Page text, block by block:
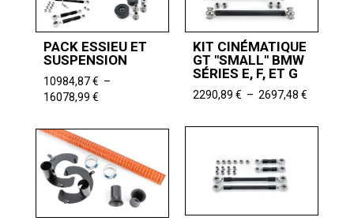
PACK ESSIEU ET
SUSPENSION
10984,87€ –
16078,99 €Plage
prix :
10984,87 €
à
16078,99 €
KIT CINÉMATIQUE
GT "SMALL" BMW
SÉRIES E, F, ET G
2290,89 € – 2697,48 €Plage
prix :